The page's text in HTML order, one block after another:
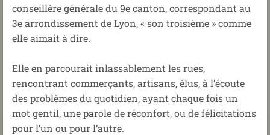
conseillère générale du 9e canton, correspondant au
3e arrondissement de Lyon, « son troisième » comme
elle aimait à dire.
Elle en parcourait inlassablement les rues,
rencontrant commerçants, artisans, élus, à l’écoute
des problèmes du quotidien, ayant chaque fois un
mot gentil, une parole de réconfort, ou de félicitations
pour l’un ou pour l’autre.